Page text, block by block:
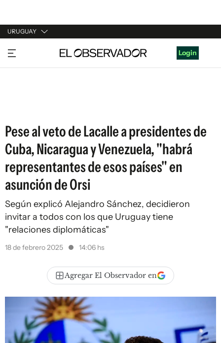
URUGUAY
URUGUAY
ARGENTINA
Login
Pese al veto de Lacalle a presidentes de
Cuba, Nicaragua y Venezuela, "habrá
representantes de esos países" en
asunción de Orsi
Según explicó Alejandro Sánchez, decidieron
invitar a todos con los que Uruguay tiene
"relaciones diplomáticas"
18 de febrero 2025 14:06 hs
Agregar El Observador en